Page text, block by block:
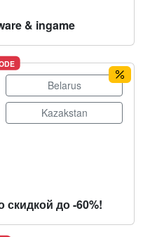
& ingame
Belarus
Kazakstan
скидкой до -60%!